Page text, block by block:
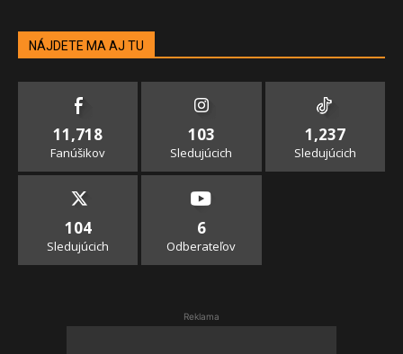
NÁJDETE MA AJ TU
11,718
Fanúšikov
103
Sledujúcich
1,237
Sledujúcich
104
Sledujúcich
6
Odberateľov
Reklama